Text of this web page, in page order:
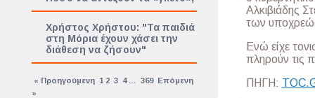
Χρήστος Χρήστου: "Τα παιδιά
στη Μόρια έχουν χάσει την
διάθεση να ζήσουν"
« Προηγούμενη 1 2 3 4 369
Επόμενη
»
Αλκιβιάδης
των
Ενώ είχε
πληρούν τις
ΠΗΓΗ: